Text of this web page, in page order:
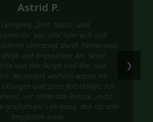
Astrid P.
Lehrgang „Zert. Natur- und
in“ war sehr lehrreich und
überzeugt durch Fachwissen,
und angenehme Art. Seine
und das Skript sind klar und
Besonders wertvoll waren die
und seine Ratschläge. Ich
vor allem das Prinzip „nicht
großartiger Lehrgang, den ich sehr
empfehlen kann.
❯